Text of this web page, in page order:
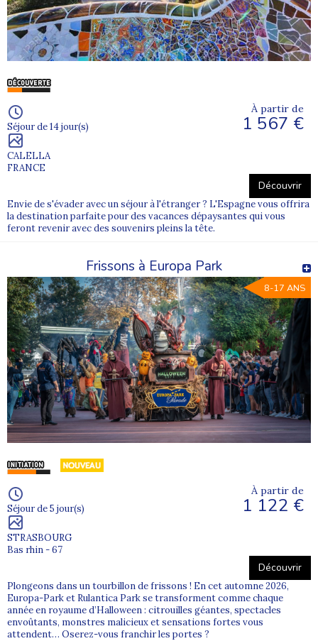
Séjour de 14 jour(s)
CALELLA
FRANCE
À partir de
1 567 €
Découvrir
Envie de s'évader avec un séjour à l'étranger ? L'Espagne vous offrira
la destination parfaite pour des vacances dépaysantes qui vous
feront revenir avec des souvenirs pleins la tête.
Frissons à Europa Park
8-17 ANS
Séjour de 5 jour(s)
STRASBOURG
Bas rhin - 67
À partir de
1 122 €
Découvrir
Plongeons dans un tourbillon de frissons ! En cet automne 2026,
Europa-Park et Rulantica Park se transforment comme chaque
année en royaume d’Halloween : citrouilles géantes, spectacles
envoûtants, monstres malicieux et sensations fortes vous
attendent… Oserez-vous franchir les portes ?